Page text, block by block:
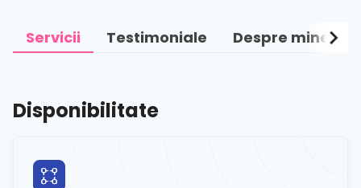
Servicii Testimoniale Despre minechevron_right
Disponibilitate